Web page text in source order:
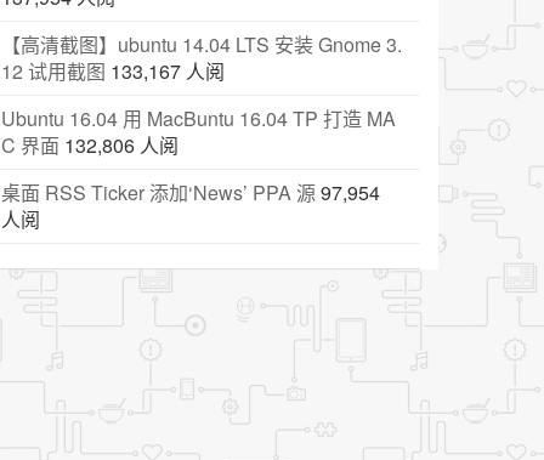
【高清截图】ubuntu 14.04 LTS 安装 Gnome 3.
12 试用截图 133,167 人阅
Ubuntu 16.04 用 MacBuntu 16.04 TP 打造 MA
C 界面 132,806 人阅
桌面 RSS Ticker 添加‘News’ PPA 源97,954
人阅